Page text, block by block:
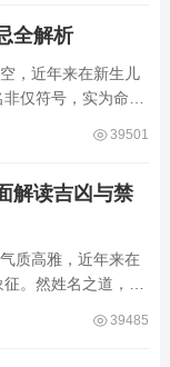
全解析
，近年来在新生儿
仅符号，实为命局
业漂泊、健康受
39501
解读吉凶与禁
质高雅，近年来在
。然姓名之道，贵
受制之患，若不顾
39485